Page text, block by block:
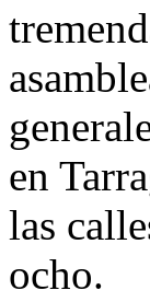
en
las
ocho.